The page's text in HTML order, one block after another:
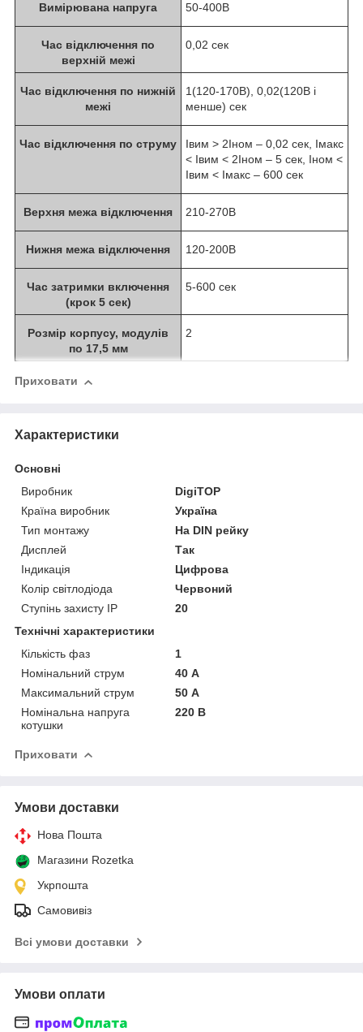
Вимірювана напруга 50-400B
Час відключення по
верхній межі
0,02 сек
Час відключення по нижній
межі
1(120-170В), 0,02(120В і
менше) сек
Час відключення по струму
Iвим > 2Iном – 0,02 сек, Iмакс
< Iвим < 2Iном – 5 сек, Iном <
Iвим < Iмакс – 600 сек
Верхня межа відключення 210-270В
Нижня межа відключення 120-200В
Час затримки включення
(крок 5 сек)
5-600 сек
Розмір корпусу, модулів
по 17,5 мм
2
Приховати
Характеристики
Основні
Виробник
DigiTOP
Країна виробник
Україна
Тип монтажу
На DIN рейку
Дисплей
Так
Індикація
Цифрова
Колір світлодіода
Червоний
Ступінь захисту IP
20
Технічні характеристики
Кількість фаз
1
Номінальний струм
40 А
Максимальний струм
50 А
Номінальна напруга
котушки
220 В
Приховати
Умови доставки
Нова Пошта
Магазини Rozetka
Укрпошта
Самовивіз
Всі умови доставки
Умови оплати